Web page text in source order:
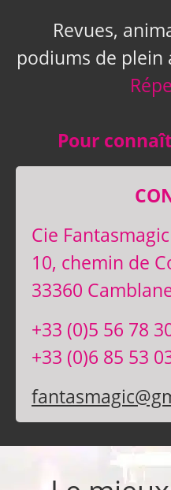
Revues,
podiums de plein
Pour
Cie Fantasmagic
10, chemin de
33360
+33 (0)5 56 78
+33 (0)6 85 53